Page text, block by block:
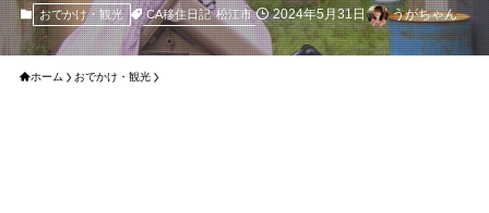
おでかけ・観光 CA移住日記 松江市 2024年5月31日 うがちゃん
ホーム おでかけ・観光